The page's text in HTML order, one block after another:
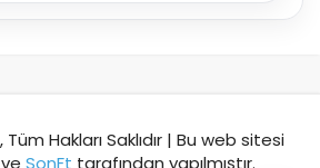
Hakları Saklıdır | Bu web sitesi
ve SonFt tarafından yapılmıştır.